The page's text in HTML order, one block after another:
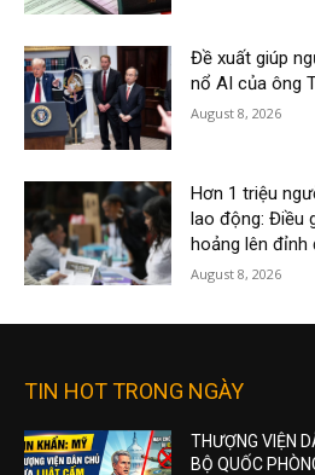
Đề xuất giúp
nổ AI của ông
August 8, 2026
Hơn 1 triệu
lao động: Điều
hoảng lên đỉnh
August 8, 2026
TIN HOT TRONG NGÀY
THƯỢNG VIỆN
BỘ QUỐC